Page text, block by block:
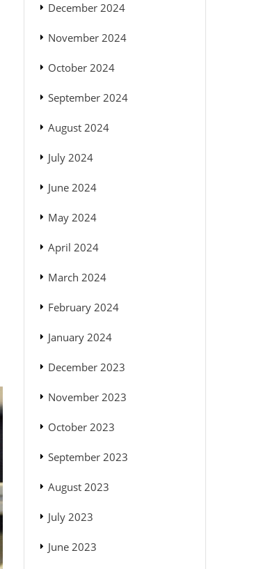
December 2024
November 2024
October 2024
September 2024
August 2024
July 2024
June 2024
May 2024
April 2024
March 2024
February 2024
January 2024
December 2023
November 2023
October 2023
September 2023
August 2023
July 2023
June 2023